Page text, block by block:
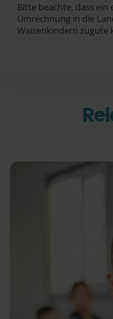
Bitte beachte, dass
Umrechnung in die
Waisenkindern zugute